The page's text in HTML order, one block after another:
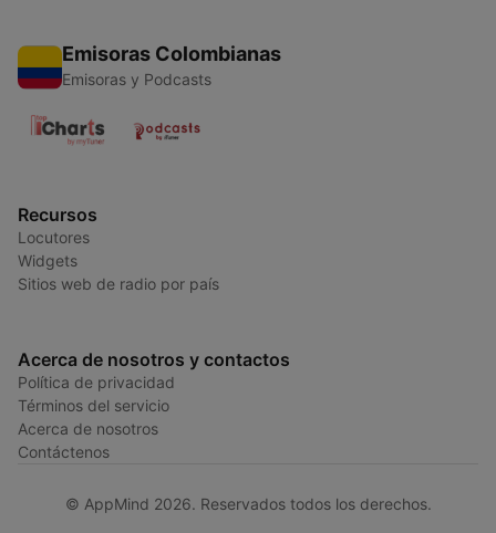
Emisoras Colombianas
Emisoras y Podcasts
Recursos
Locutores
Widgets
Sitios web de radio por país
Acerca de nosotros y contactos
Política de privacidad
Términos del servicio
Acerca de nosotros
Contáctenos
© AppMind 2026. Reservados todos los derechos.